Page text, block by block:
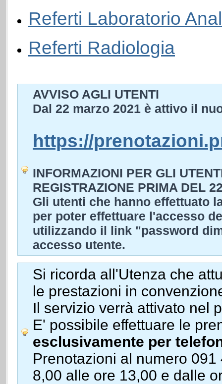
Referti Laboratorio
Referti Radiologia
AVVISO AGLI UTENTI
Dal 22 marzo 2021 è attivo il
https://
INFORMAZIONI PER GLI
REGISTRAZIONE PRIMA DEL
Gli utenti che hanno effettuato
per poter effettuare l'accesso
utilizzando il link "password
accesso utente.
Si ricorda all'Utenza che
le prestazioni in
Il servizio verrà attivato nel
E' possibile effettuare le
esclusivamente per
Prenotazioni al numero
8,00 alle ore 13,00 e dalle